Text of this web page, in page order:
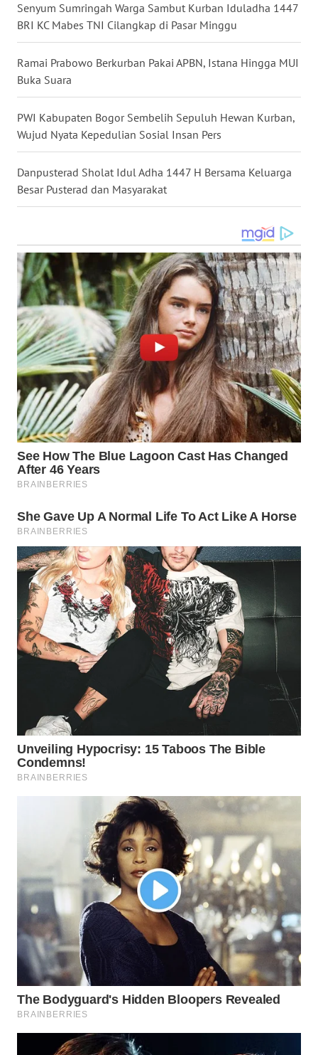
Senyum Sumringah Warga Sambut Kurban Iduladha 1447
BRI KC Mabes TNI Cilangkap di Pasar Minggu
Ramai Prabowo Berkurban Pakai APBN, Istana Hingga MUI
Buka Suara
PWI Kabupaten Bogor Sembelih Sepuluh Hewan Kurban,
Wujud Nyata Kepedulian Sosial Insan Pers
Danpusterad Sholat Idul Adha 1447 H Bersama Keluarga
Besar Pusterad dan Masyarakat
WN
WN
WN
SULUT
WN
MALUKU
MALUT
WN
DAIRI
WN
DANAU
TOBA
WN
NIAS
WN
LANGKAT
WN
TAPANULI
WN
TANJUNG
LESUNG
WN
KARO
SIMALUNGUN
WN
LABUHANBATU
SERDANG
WN
TEBING
TINGGI
WN
PAKPAK
WN